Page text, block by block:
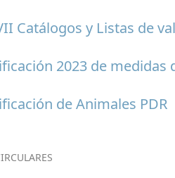
Catálogos y Listas de
2023 de medidas
de Animales PDR